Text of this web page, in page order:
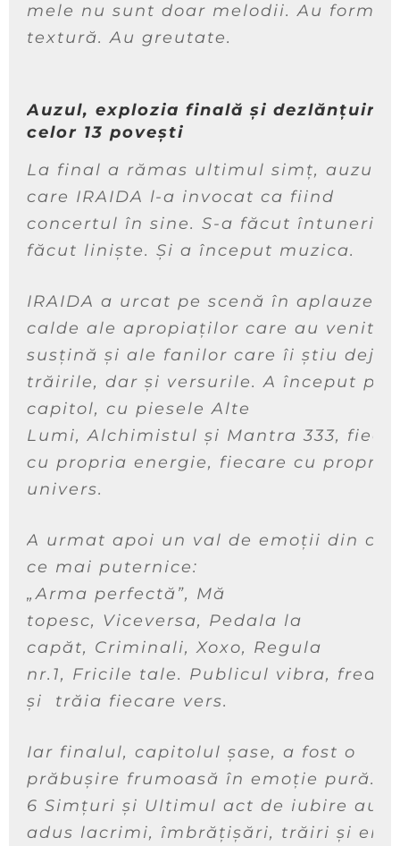
mele nu sunt doar melodii. Au formă.
textură. Au greutate.
Auzul, explozia finală și dezlănțuirea
celor 13 povești
La final a rămas ultimul simț, auzul,
care IRAIDA l-a invocat ca fiind
concertul în sine. S-a făcut întuneric.
făcut liniște. Și a început muzica.
IRAIDA a urcat pe scenă în aplauzele
calde ale apropiaților care au venit
susțină și ale fanilor care îi știu deja
trăirile, dar și versurile. A început
capitol, cu pieseleAlte
Lumi,Alchimistul și Mantra 333,
cu propria energie, fiecare cu propriul
univers.
A urmat apoi un val de emoții din ce
ce mai puternice:
„Arma perfectă”, Mă
topesc, Viceversa, Pedala la
capăt, Criminali,Xoxo, Regula
nr.1, Fricile tale. Publicul vibra,
și trăia fiecare vers.
Iar finalul, capitolul șase, a fost o
prăbușire frumoasă în emoție pură.
6 Simțuri și Ultimul act de iubire au
adus lacrimi, îmbrățișări, trăiri și